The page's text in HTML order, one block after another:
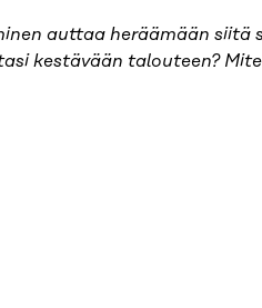
auttaa heräämään
kestävään talouteen?